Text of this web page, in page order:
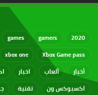
2020
gamers
games
Xbox Game pass
xbox one
أخبار
ألعاب اخبار
اكسبوكس ون
تقنية